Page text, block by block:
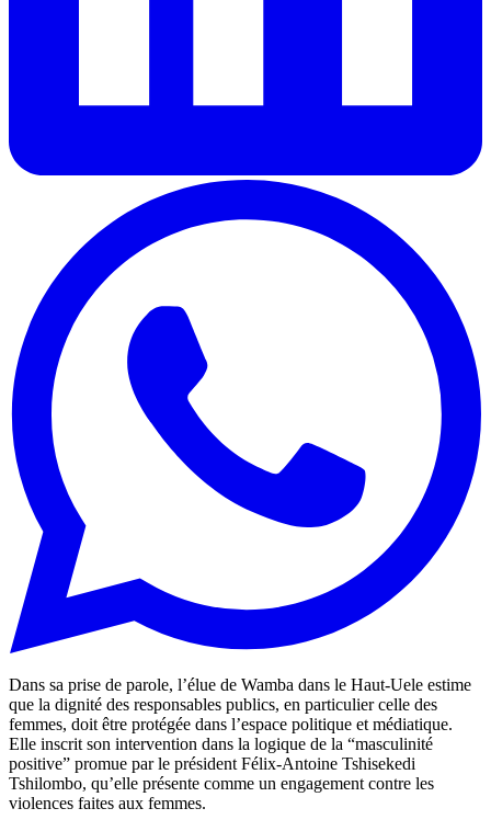
Dans sa prise de parole, l’élue de Wamba dans le Haut-Uele estime
que la dignité des responsables publics, en particulier celle des
femmes, doit être protégée dans l’espace politique et médiatique.
Elle inscrit son intervention dans la logique de la “masculinité
positive” promue par le président Félix-Antoine Tshisekedi
Tshilombo, qu’elle présente comme un engagement contre les
violences faites aux femmes.